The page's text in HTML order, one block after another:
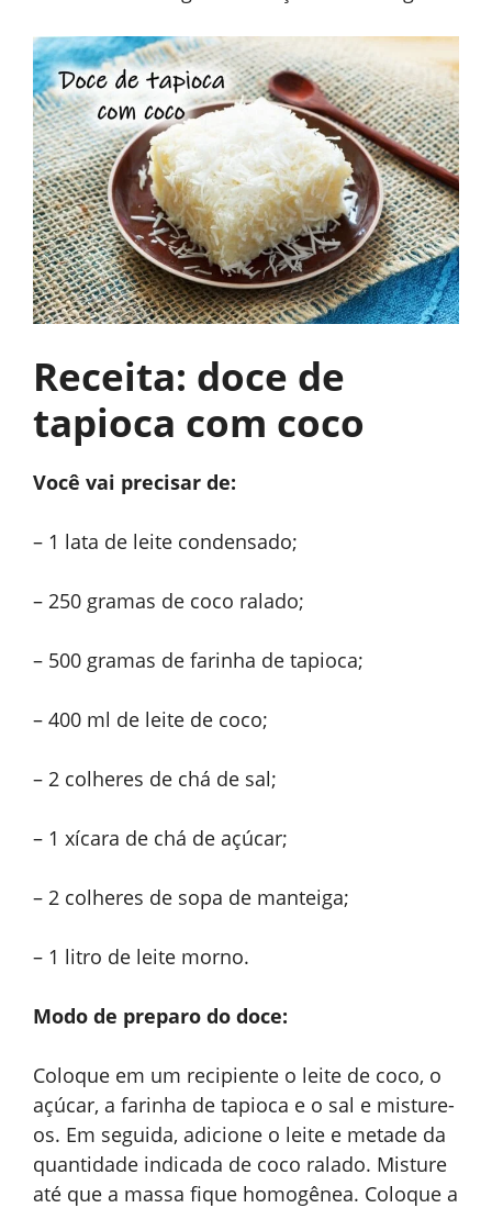
Receita: doce de
tapioca com coco
Você vai precisar de:
– 1 lata de leite condensado;
– 250 gramas de coco ralado;
– 500 gramas de farinha de tapioca;
– 400 ml de leite de coco;
– 2 colheres de chá de sal;
– 1 xícara de chá de açúcar;
– 2 colheres de sopa de manteiga;
– 1 litro de leite morno.
Modo de preparo do doce:
Coloque em um recipiente o leite de coco, o
açúcar, a farinha de tapioca e o sal e misture-
os. Em seguida, adicione o leite e metade da
quantidade indicada de coco ralado. Misture
até que a massa fique homogênea. Coloque a